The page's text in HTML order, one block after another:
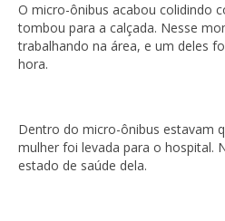
O micro-ônibus acabou colidindo
tombou para a calçada. Nesse
trabalhando na área, e um deles
hora.
Dentro do micro-ônibus estavam
mulher foi levada para o hospital.
estado de saúde dela.